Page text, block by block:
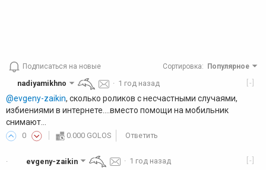
Подписаться на новые Сортировка: Популярное
[-]
nadiyamikhno · 1 год назад
@evgeny-zaikin, сколько роликов с несчастными случаями,
избиениями в интернете....вместо помощи на мобильник
снимают...
0 0.000 GOLOS Ответить
· [-]
evgeny-zaikin · 1 год назад